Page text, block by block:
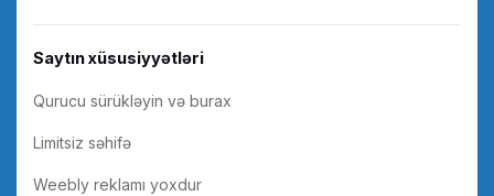
Saytın xüsusiyyətləri
Qurucu sürükləyin və burax
Limitsiz səhifə
Weebly reklamı yoxdur